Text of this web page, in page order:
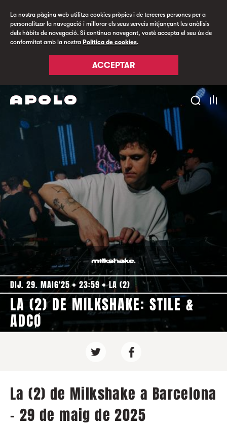
La nostra pàgina web utilitza cookies pròpies i de terceres persones per a
personalitzar la navegació i millorar els seus serveis mitjançant les anàlisis
dels hàbits de navegació. Si continua navegant, vostè accepta el seu ús de
conformitat amb la nostra Política de cookies.
ACCEPTAR
DIJ. 29. MAIG'25 23:59 LA (2)
LA (2) DE MILKSHAKE: STILE &
ADCØ
La (2) de Milkshake a Barcelona
- 29 de maig de 2025